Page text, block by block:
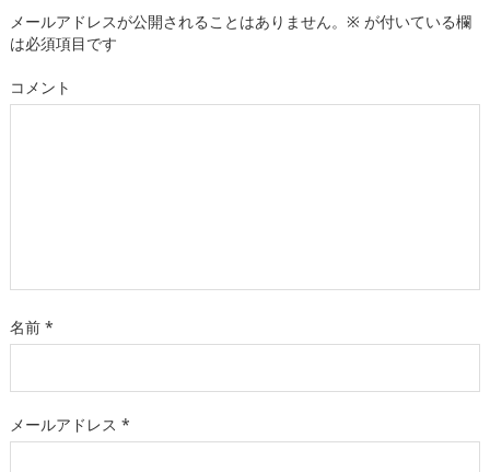
メールアドレスが公開されることはありません。 ※ が付いている欄
は必須項目です
コメント
名前 *
メールアドレス *